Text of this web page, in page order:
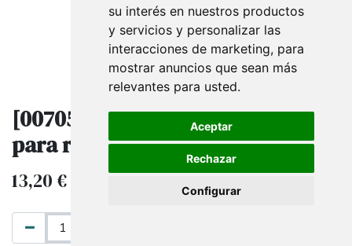
su interés en nuestros productos
y servicios y personalizar las
interacciones de marketing, para
mostrar anuncios que sean más
relevantes para usted.
Aceptar
Rechazar
Configurar
[007053] Expositor metacrilato
para relojes almohadillas blancas
13,20€ 26,40€